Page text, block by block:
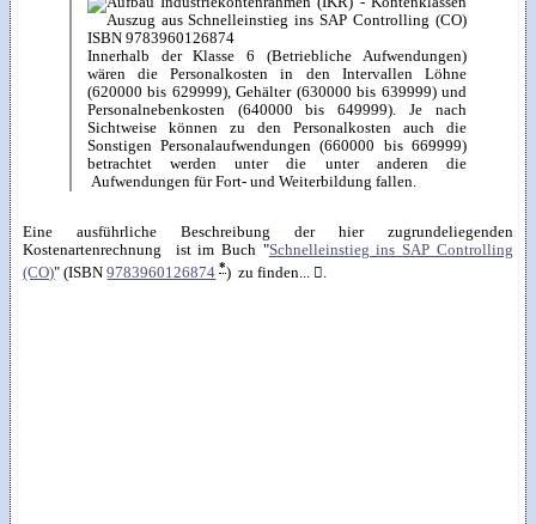
Innerhalb der Klasse 6 (Betriebliche Aufwendungen)
wären die Personalkosten in den Intervallen Löhne
(620000 bis 629999), Gehälter (630000 bis 639999) und
Personalnebenkosten (640000 bis 649999). Je nach
Sichtweise können zu den Personalkosten auch die
Sonstigen Personalaufwendungen (660000 bis 669999)
betrachtet werden unter die unter anderen die
Aufwendungen für Fort- und Weiterbildung fallen.
Eine ausführliche Beschreibung der hier zugrundeliegenden
Kostenartenrechnung ist im Buch "Schnelleinstieg ins SAP Controlling
(CO)" (ISBN9783960126874 *) zu finden... 